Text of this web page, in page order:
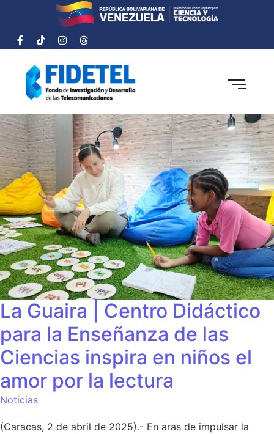
La Guaira | Centro Didáctico
para la Enseñanza de las
Ciencias inspira en niños el
amor por la lectura
Noticias
(Caracas, 2 de abril de 2025).- En aras de impulsar la